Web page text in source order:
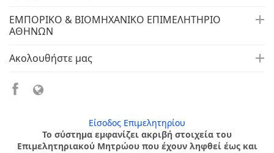
ΕΜΠΟΡΙΚΟ & ΒΙΟΜΗΧΑΝΙΚΟ ΕΠΙΜΕΛΗΤΗΡΙΟ
ΑΘΗΝΩΝ
Ακολουθήστε μας
Είσοδος Επιμελητηρίου
Το σύστημα εμφανίζει ακριβή στοιχεία του
Επιμελητηριακού Μητρώου που έχουν ληφθεί έως και